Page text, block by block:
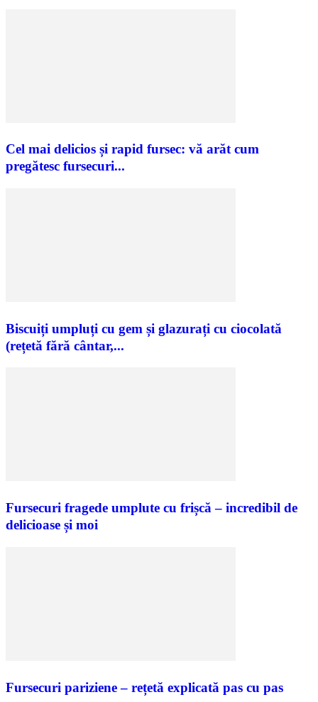
Cel mai delicios și rapid fursec: vă arăt cum
pregătesc fursecuri...
Biscuiți umpluți cu gem și glazurați cu ciocolată
(rețetă fără cântar,...
Fursecuri fragede umplute cu frișcă – incredibil de
delicioase și moi
Fursecuri pariziene – rețetă explicată pas cu pas